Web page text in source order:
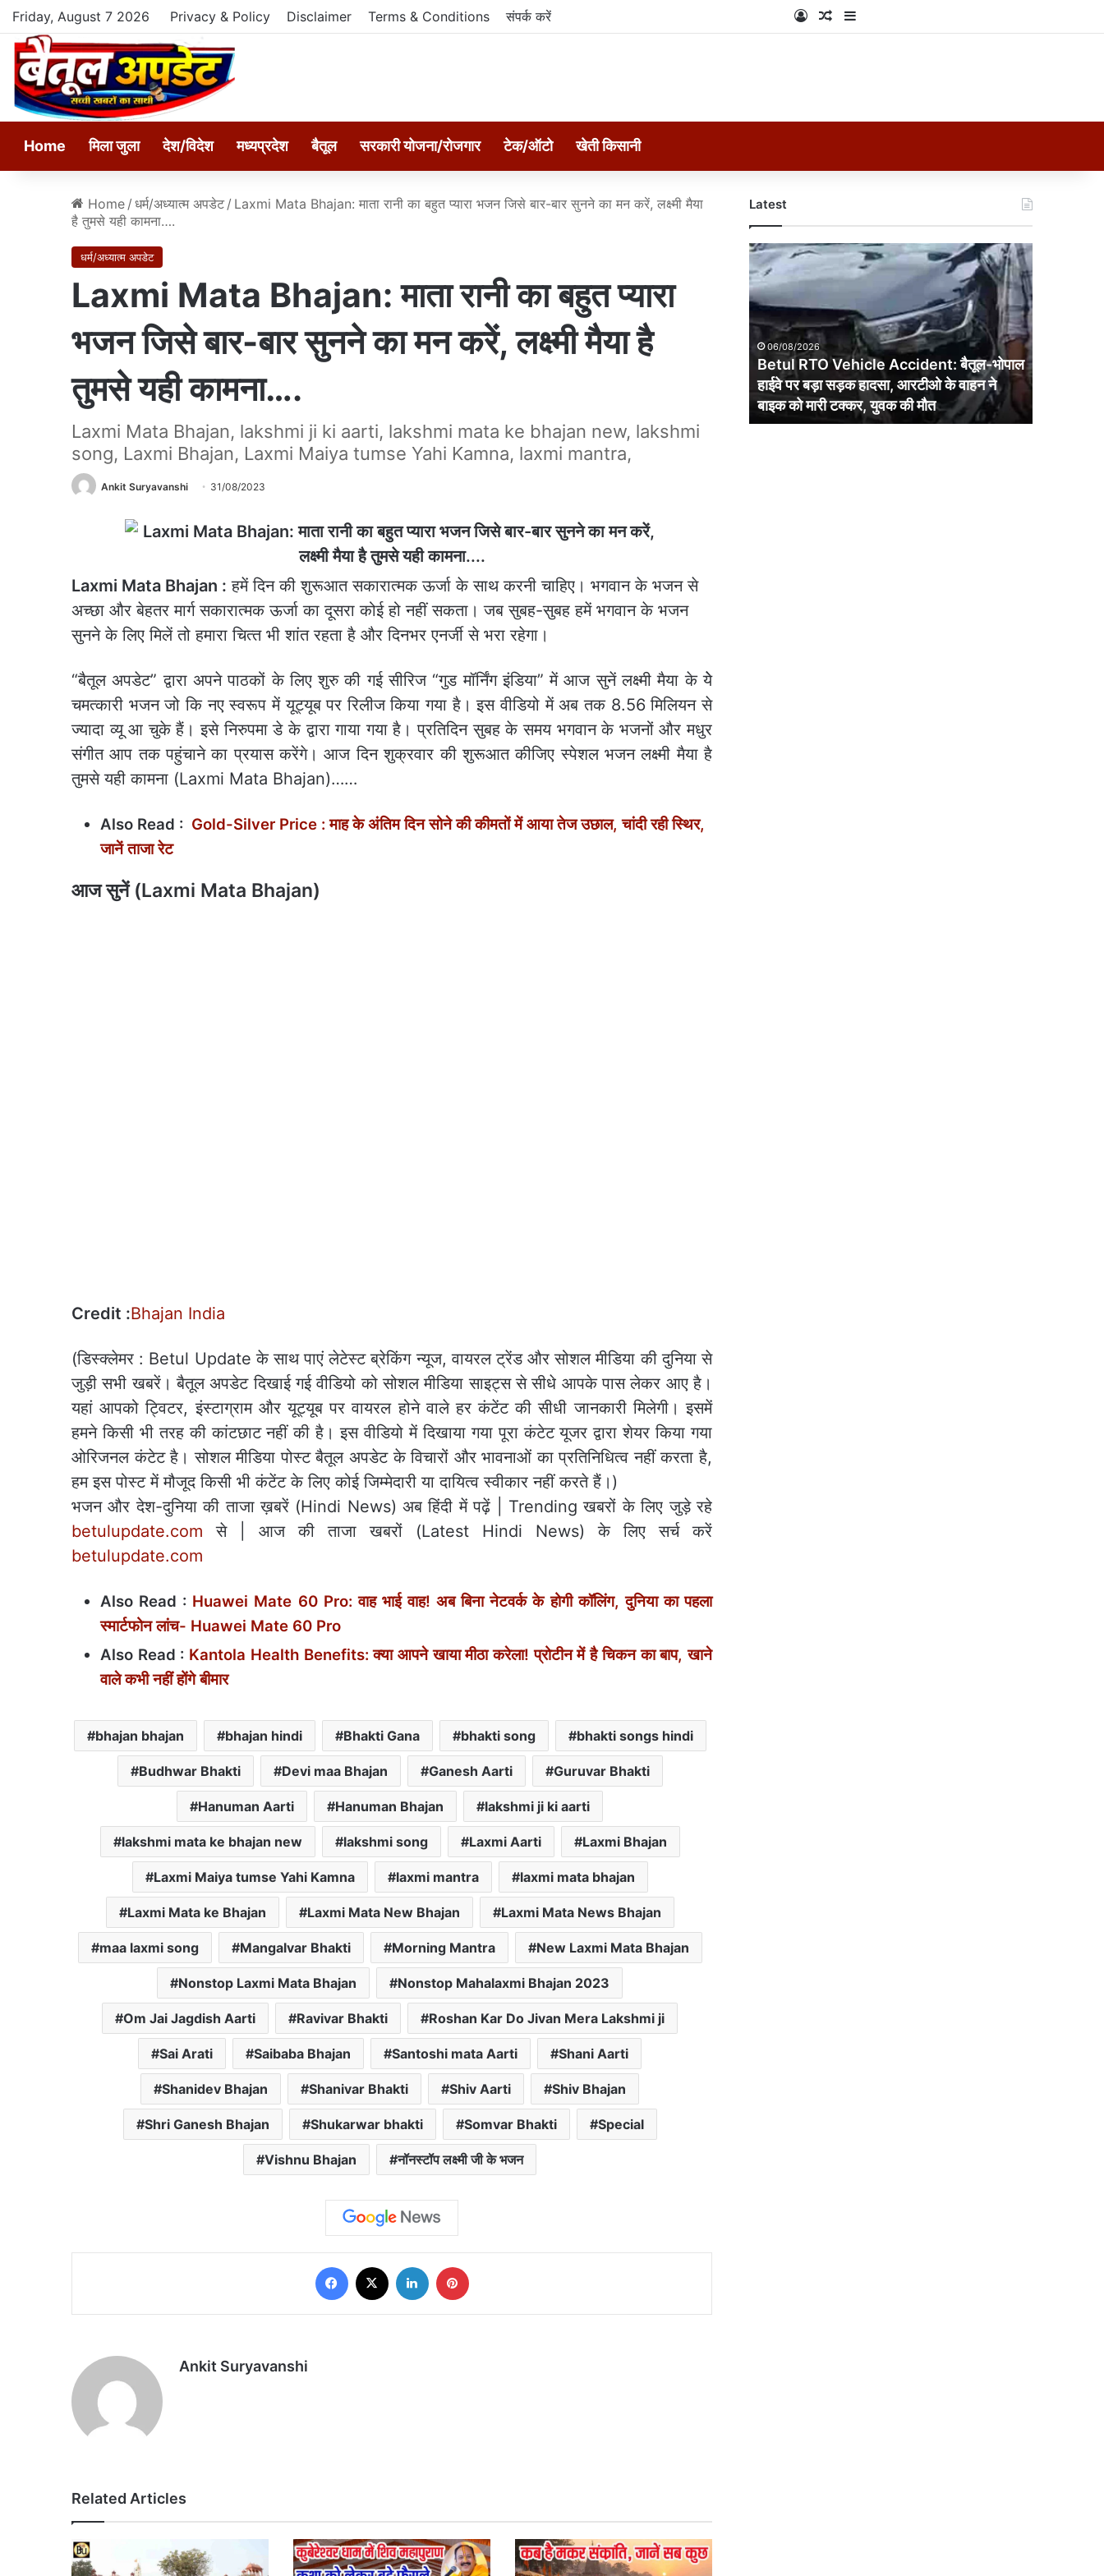
Friday, August 7 2026 Privacy & Policy Disclaimer Terms & Conditions संपर्क करें Log InRandom Article
Sidebar
Home मिला जुला देश/विदेश मध्यप्रदेश बैतूल सरकारी योजना/रोजगार टेक/ऑटो खेती किसानी
Home / धर्म/अध्यात्म अपडेट / Laxmi Mata Bhajan: माता रानी का बहुत प्यारा भजन जिसे बार-बार सुनने का मन करें, लक्ष्‍मी मैया
है तुमसे यही कामना….
धर्म/अध्यात्म अपडेट
Laxmi Mata Bhajan: माता रानी का बहुत प्यारा
भजन जिसे बार-बार सुनने का मन करें, लक्ष्‍मी मैया है
तुमसे यही कामना….
Laxmi Mata Bhajan, lakshmi ji ki aarti, lakshmi mata ke bhajan new, lakshmi
song, Laxmi Bhajan, Laxmi Maiya tumse Yahi Kamna, laxmi mantra,
Ankit Suryavanshi 31/08/2023
Laxmi Mata Bhajan : हमें दिन की शुरूआत सकारात्‍मक ऊर्जा के साथ करनी चाहिए। भगवान के भजन से
अच्‍छा और बेहतर मार्ग सकारात्‍मक ऊर्जा का दूसरा कोई हो नहीं सकता। जब सुबह-सुबह हमें भगवान के भजन
सुनने के लिए मिलें तो हमारा चित्‍त भी शांत रहता है और दिनभर एनर्जी से भरा रहेगा।
“बैतूल अपडेट” द्वारा अपने पाठकों के लिए शुरु की गई सीरिज “गुड मॉर्निंग इंडिया” में आज सुनें लक्ष्मी मैया के येे
चमत्कारी भजन जो कि नए स्‍वरूप में यूट्यूब पर रिलीज किया गया है। इस वीडियो में अब तक 8.56 मिलियन से
ज्यादा व्यू आ चुके हैं। इसे निरुपमा डे के द्वारा गाया गया है। प्रतिदिन सुबह के समय भगवान के भजनों और मधुर
संगीत आप तक पहुंचाने का प्रयास करेंगे। आज दिन शुक्रवार की शुरूआत कीजिए स्पेशल भजन लक्ष्‍मी मैया है
तुमसे यही कामना (Laxmi Mata Bhajan)……
Also Read : Gold-Silver Price : माह के अंतिम दिन सोने की कीमतों में आया तेज उछाल, चांदी रही स्थिर,
जानें ताजा रेट
आज सुनें (Laxmi Mata Bhajan)
Credit :Bhajan India
(डिस्‍क्‍लेमर : Betul Update के साथ पाएं लेटेस्ट ब्रेकिंग न्यूज, वायरल ट्रेंड और सोशल मीडिया की दुनिया से
जुड़ी सभी खबरें। बैतूल अपडेट दिखाई गई वीडियो को सोशल मीडिया साइट्स से सीधे आपके पास लेकर आए है।
यहां आपको ट्विटर, इंस्टाग्राम और यूट्यूब पर वायरल होने वाले हर कंटेंट की सीधी जानकारी मिलेगी। इसमें
हमने किसी भी तरह की कांटछाट नहीं की है। इस वीडियो में दिखाया गया पूरा कंटेट यूजर द्वारा शेयर किया गया
ओरिजनल कंटेट है। सोशल मीडिया पोस्ट बैतूल अपडेट के विचारों और भावनाओं का प्रतिनिधित्व नहीं करता है,
हम इस पोस्ट में मौजूद किसी भी कंटेंट के लिए कोई जिम्मेदारी या दायित्व स्वीकार नहीं करते हैं।)
भजन और देश-दुनिया की ताजा ख़बरें (Hindi News) अब हिंदी में पढ़ें | Trending खबरों के लिए जुड़े रहे
betulupdate.com से | आज की ताजा खबरों (Latest Hindi News) के लिए सर्च करें
betulupdate.com
Also Read : Huawei Mate 60 Pro: वाह भाई वाह! अब बिना नेटवर्क के होगी कॉलिंग, दुनिया का पहला
स्मार्टफोन लांच- Huawei Mate 60 Pro
Also Read : Kantola Health Benefits: क्या आपने खाया मीठा करेला! प्रोटीन में है चिकन का बाप, खाने
वाले कभी नहीं होंगे बीमार
bhajan bhajan bhajan hindi Bhakti Gana bhakti song bhakti songs hindi
Budhwar Bhakti Devi maa Bhajan Ganesh Aarti Guruvar Bhakti
Hanuman Aarti Hanuman Bhajan lakshmi ji ki aarti
lakshmi mata ke bhajan new lakshmi song Laxmi Aarti Laxmi Bhajan
Laxmi Maiya tumse Yahi Kamna laxmi mantra laxmi mata bhajan
Laxmi Mata ke Bhajan Laxmi Mata New Bhajan Laxmi Mata News Bhajan
maa laxmi song Mangalvar Bhakti Morning Mantra New Laxmi Mata Bhajan
Nonstop Laxmi Mata Bhajan Nonstop Mahalaxmi Bhajan 2023
Om Jai Jagdish Aarti Ravivar Bhakti Roshan Kar Do Jivan Mera Lakshmi ji
Sai Arati Saibaba Bhajan Santoshi mata Aarti Shani Aarti
Shanidev Bhajan Shanivar Bhakti Shiv Aarti Shiv Bhajan
Shri Ganesh Bhajan Shukarwar bhakti Somvar Bhakti Special
Vishnu Bhajan नॉनस्टॉप लक्ष्मी जी के भजन
Facebook LinkedIn
Ankit Suryavanshi
Related Articles
Latest
Betul
RTO
Vehicle
Accident:
बैतूल-
भोपाल
हाईवे
पर
बड़ा
सड़क
हादसा,
06/08/2026
Betul RTO Vehicle Accident: बैतूल-भोपाल
हाईवे पर बड़ा सड़क हादसा, आरटीओ के वाहन ने
बाइक को मारी टक्कर, युवक की मौत